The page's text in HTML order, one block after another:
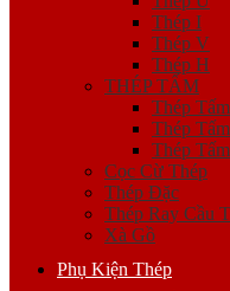
Thép I
Thép V
Thép H
THÉP TẤM
Thép
Thép
Thép
Cọc Cừ Thép
Thép Đặc
Thép Ray Cầu
Xà Gồ
Phụ Kiện Thép